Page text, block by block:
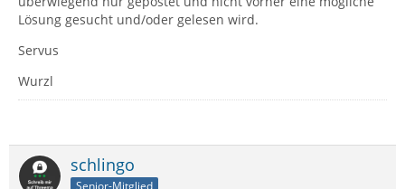
Lösung gesucht und/oder gelesen wird.
Servus
Wurzl
schlingo
Senior-Mitglied